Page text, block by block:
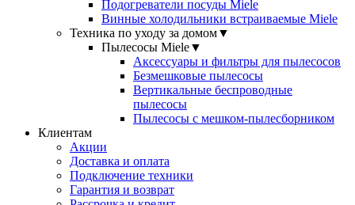
Подогреватели посуды Miele
Винные холодильники встраиваемые Miele
Техника по уходу за домом▼
Пылесосы Miele▼
Аксессуары и фильтры для пылесосов
Безмешковые пылесосы
Вертикальные беспроводные
пылесосы
Пылесосы с мешком-пылесборником
Клиентам
Акции
Доставка и оплата
Подключение техники
Гарантия и возврат